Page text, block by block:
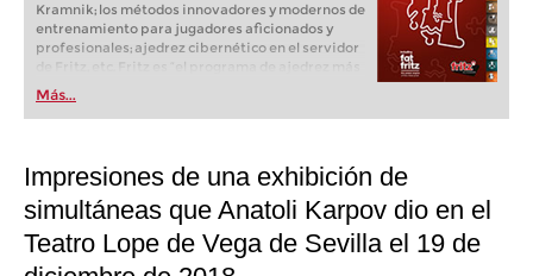
Kramnik; los métodos innovadores y modernos de
entrenamiento para jugadores aficionados y
profesionales; ajedrez cibernético en el servidor
popular de Alemania” (Der Spiegel) y ofrece todo
lo que necesita el ajedrecista. La novedad más
espectacular: Fritz 17 incluye el módulo basado
Más...
Impresiones de una exhibición de
simultáneas que Anatoli Karpov dio en el
Teatro Lope de Vega de Sevilla el 19 de